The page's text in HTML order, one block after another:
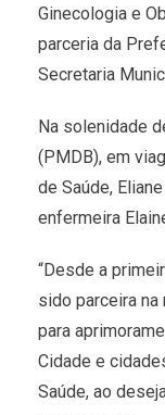
Ginecologia e
parceria da
Secretaria
Na solenidade
(PMDB), em
de Saúde,
enfermeira
“Desde a
sido parceira
para
Cidade e
Saúde, ao